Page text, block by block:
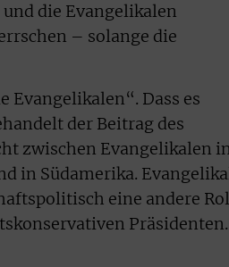
die Evangelikalen
– solange die
Dass es
der Beitrag des
zwischen Evangelikalen
in Südamerika.
eine andere
Präsidenten.